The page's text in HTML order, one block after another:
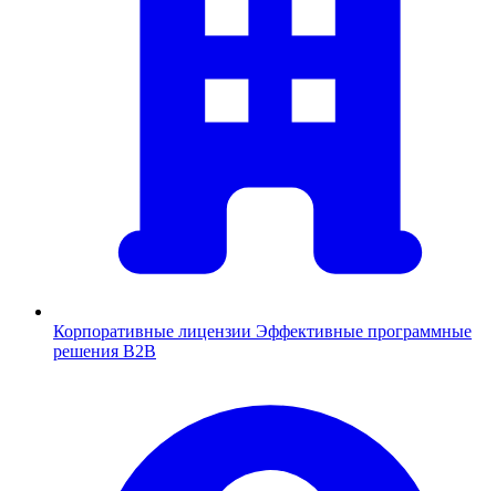
Корпоративные лицензии Эффективные программные
решения B2B